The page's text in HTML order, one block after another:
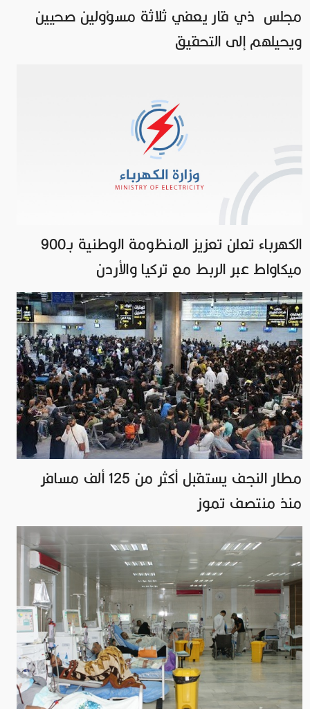
مجلس ذي قار يعفي ثلاثة مسؤولين صحيين
ويحيلهم إلى التحقيق
الكهرباء تعلن تعزيز المنظومة الوطنية بـ900
ميكاواط عبر الربط مع تركيا والأردن
مطار النجف يستقبل أكثر من 125 ألف مسافر
منذ منتصف تموز